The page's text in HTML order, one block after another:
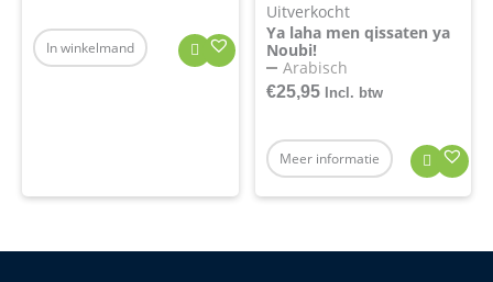
In winkelmand
Uitverkocht
Ya laha men qissaten ya
Noubi!
Arabisch
€25,95 Incl. btw
Meer informatie